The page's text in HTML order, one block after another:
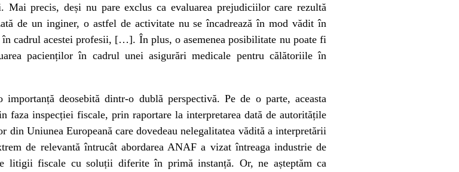
Mai precis, deși nu pare exclus ca evaluarea prejudiciilor care rezultă
de un inginer, o astfel de activitate nu se încadrează în mod vădit în
cadrul acestei profesii, […]. În plus, o asemenea posibilitate nu poate fi
pacienților în cadrul unei asigurări medicale pentru călătoriile în
deosebită dintr-o dublă perspectivă. Pe de o parte, aceasta
faza inspecției fiscale, prin raportare la interpretarea dată de autoritățile
din Uniunea Europeană care dovedeau nelegalitatea vădită a interpretării
de relevantă întrucât abordarea ANAF a vizat întreaga industrie de
litigii fiscale cu soluții diferite în primă instanță. Or, ne așteptăm ca